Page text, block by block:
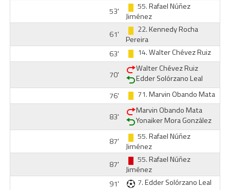
53'
55.Rafael Núñez
Jiménez
61'
22.Kennedy Rocha
Pereira
63'
14.Walter Chévez Ruiz
70'
Walter Chévez Ruiz
Edder Solórzano Leal
76'
71.Marvin Obando Mata
83'
Marvin Obando Mata
Yonaiker Mora González
87'
55.Rafael Núñez
Jiménez
87'
55.Rafael Núñez
Jiménez
91'
7.Edder Solórzano Leal